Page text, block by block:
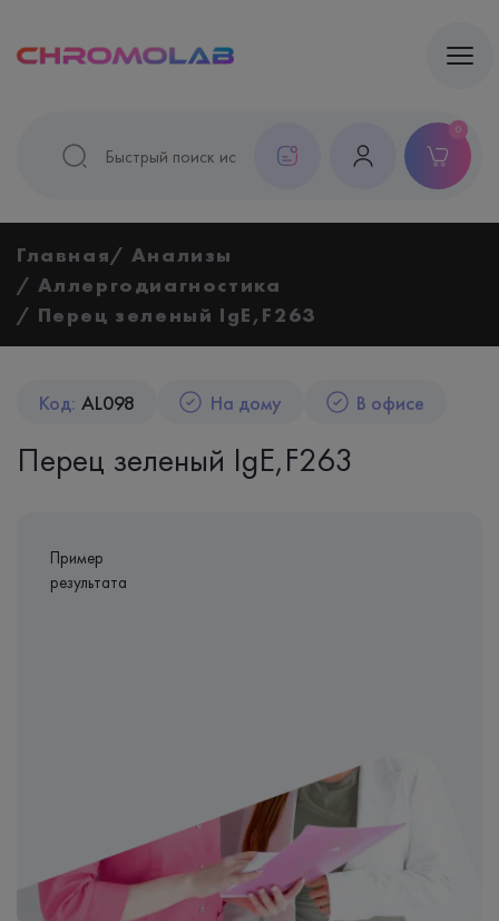
0
Главная
Анализы
Аллергодиагностика
Перец зеленый IgE,F263
Код: AL098 На дому В офисе
Перец зеленый IgE,F263
Пример
результата